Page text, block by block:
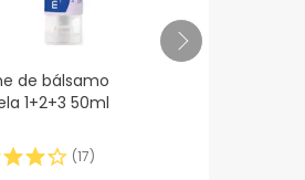
de bálsamo
1+2+3 50ml
(17)